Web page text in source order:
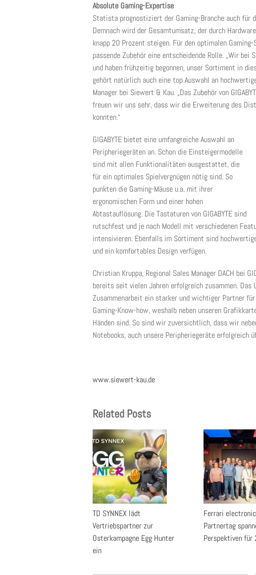
Absolute Gaming-Expertise
Statista prognostiziert der Gaming-Branche auch für
Demnach wird der Gesamtumsatz, der durch
knapp 20 Prozent steigen. Für den optimalen
passende Zubehör eine entscheidende Rolle. „Wir
und haben frühzeitig begonnen, unser Sortiment in
gehört natürlich auch eine top Auswahl an
Manager bei Siewert & Kau. „Das Zubehör von
freuen wir uns sehr, dass wir die Erweiterung des
konnten.“
GIGABYTE bietet eine umfangreiche Auswahl an
Peripheriegeräten an. Schon die Einsteigermodelle
sind mit allen Funktionalitäten ausgestattet, die
für ein optimales Spielvergnügen nötig sind. So
punkten die Gaming-Mäuse u.a. mit ihrer
ergonomischen Form und einer hohen
Abtastauflösung. Die Tastaturen von GIGABYTE sind
rutschfest und je nach Modell mit verschiedenen
intensivieren. Ebenfalls im Sortiment sind
und ein komfortables Design verfügen.
Christian Kruppa, Regional Sales Manager DACH bei
bereits seit vielen Jahren erfolgreich zusammen.
Zusammenarbeit ein starker und wichtiger Partner
Gaming-Know-how, weshalb neben unseren
Händen sind. So sind wir zuversichtlich, dass wir
Notebooks, auch unsere Peripheriegeräte erfolgreich
www.siewert-kau.de
Related Posts
TD SYNNEX lädt
Vertriebspartner zur
Osterkampagne Egg Hunter
ein
Ferrari
Partnertag
Perspektiven für